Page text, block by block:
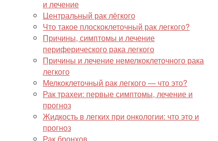
и лечение
Центральный рак лёгкого
Что такое плоскоклеточный рак легкого?
Причины, симптомы и лечение
периферического рака легкого
Причины и лечение немелкоклеточного рака
легкого
Мелкоклеточный рак легкого — что это?
Рак трахеи: первые симптомы, лечение и
прогноз
Жидкость в легких при онкологии: что это и
прогноз
Рак бронхов